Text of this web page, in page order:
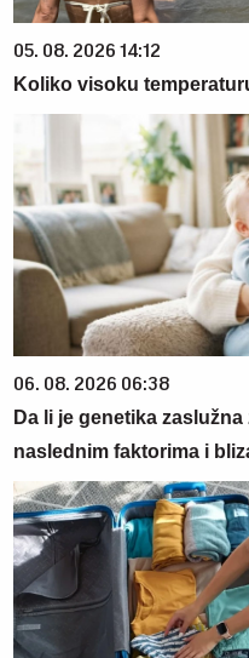
05. 08. 2026 14:12
Koliko visoku
06. 08. 2026 06:38
Da li je genetika
naslednim faktorima i